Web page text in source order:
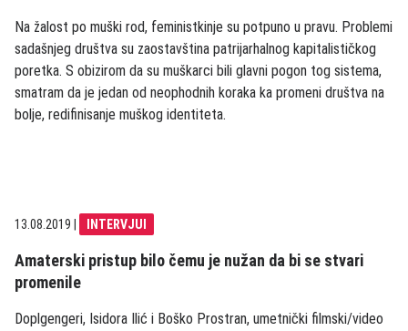
Na žalost po muški rod, feministkinje su potpuno u pravu. Problemi
sadašnjeg društva su zaostavština patrijarhalnog kapitalističkog
poretka. S obizirom da su muškarci bili glavni pogon tog sistema,
smatram da je jedan od neophodnih koraka ka promeni društva na
bolje, redifinisanje muškog identiteta.
13.08.2019 INTERVJUI
Amaterski pristup bilo čemu je nužan da bi se stvari
promenile
Doplgengeri, Isidora Ilić i Boško Prostran, umetnički filmski/video